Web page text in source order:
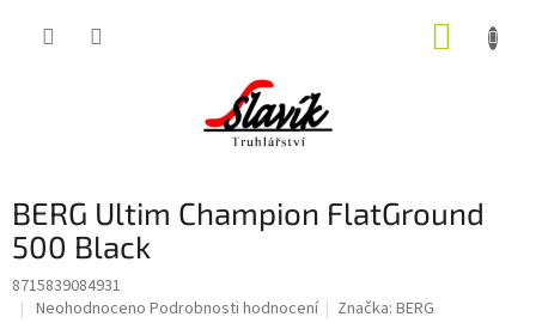
BERG Ultim Champion FlatGround
500 Black
8715839084931
Průměrné
Neohodnoceno Podrobnosti hodnocení Značka:BERG